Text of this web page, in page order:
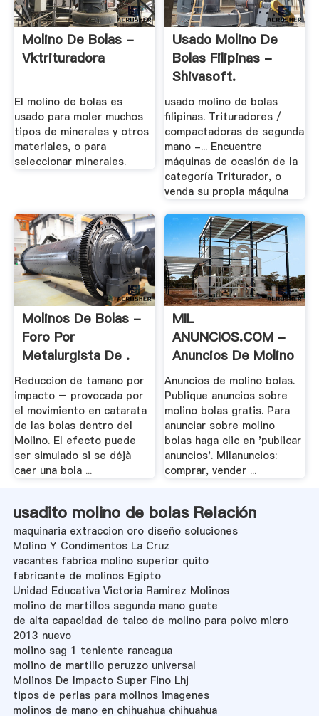
Molino De Bolas -
Vktrituradora
El molino de bolas es
usado para moler muchos
tipos de minerales y otros
materiales, o para
seleccionar minerales.
Usado Molino De
Bolas Filipinas -
Shivasoft.
usado molino de bolas
filipinas. Trituradores /
compactadoras de segunda
mano -... Encuentre
máquinas de ocasión de la
categoría Triturador, o
venda su propia máquina
Molinos De Bolas -
Foro Por
Metalurgista De .
Reduccion de tamano por
impacto – provocada por
el movimiento en catarata
de las bolas dentro del
Molino. El efecto puede
ser simulado si se déjà
caer una bola ...
MIL
ANUNCIOS.COM -
Anuncios De Molino
Bolas .
Anuncios de molino bolas.
Publique anuncios sobre
molino bolas gratis. Para
anunciar sobre molino
bolas haga clic en 'publicar
anuncios'. Milanuncios:
comprar, vender ...
usadito molino de bolas Relación
maquinaria extraccion oro diseño soluciones
Molino Y Condimentos La Cruz
vacantes fabrica molino superior quito
fabricante de molinos Egipto
Unidad Educativa Victoria Ramirez Molinos
molino de martillos segunda mano guate
de alta capacidad de talco de molino para polvo micro
2013 nuevo
molino sag 1 teniente rancagua
molino de martillo peruzzo universal
Molinos De Impacto Super Fino Lhj
tipos de perlas para molinos imagenes
molinos de mano en chihuahua chihuahua